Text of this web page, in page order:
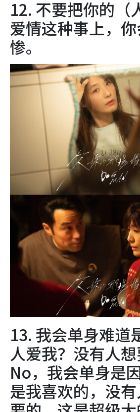
12. 不要把你的（
爱情这种事上，
惨。
13. 我会单身难道
人爱我？没有人想
No，我会单身是
是我喜欢的，没